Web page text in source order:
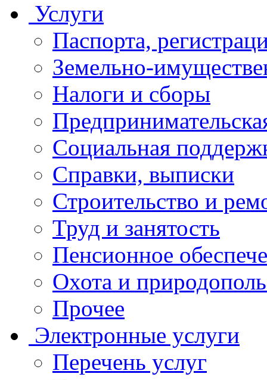
Услуги
Паспорта,
Земельно-
Налоги и сборы
Социальная
Справки, выписки
Строительство и
Труд и занятость
Пенсионное
Охота и
Прочее
Электронные услуги
Перечень услуг